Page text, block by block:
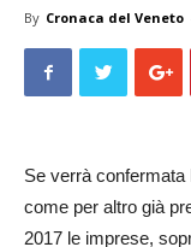
By Cronaca del Veneto
Se verrà confermata
come per altro già
2017 le imprese,